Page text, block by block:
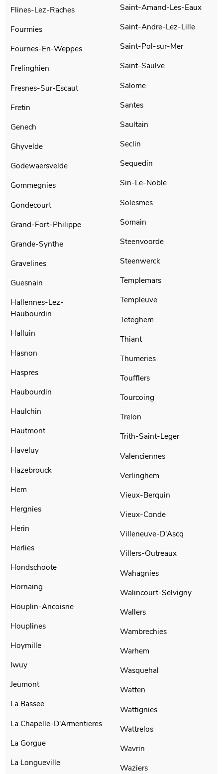
Flines-Lez-Raches
Fourmies
Fournes-En-Weppes
Frelinghien
Fresnes-Sur-Escaut
Fretin
Genech
Ghyvelde
Godewaersvelde
Gommegnies
Gondecourt
Grand-Fort-Philippe
Grande-Synthe
Gravelines
Guesnain
Hallennes-Lez-
Haubourdin
Halluin
Hasnon
Haspres
Haubourdin
Haulchin
Hautmont
Haveluy
Hazebrouck
Hem
Hergnies
Herin
Herlies
Hondschoote
Hornaing
Houplin-Ancoisne
Houplines
Hoymille
Iwuy
Jeumont
La Bassee
La Chapelle-D'Armentieres
La Gorgue
La Longueville
Saint-Amand-Les-Eaux
Saint-Andre-Lez-Lille
Saint-Pol-sur-Mer
Saint-Saulve
Salome
Santes
Saultain
Seclin
Sequedin
Sin-Le-Noble
Solesmes
Somain
Steenvoorde
Steenwerck
Templemars
Templeuve
Teteghem
Thiant
Thumeries
Toufflers
Tourcoing
Trelon
Trith-Saint-Leger
Valenciennes
Verlinghem
Vieux-Berquin
Vieux-Conde
Villeneuve-D'Ascq
Villers-Outreaux
Wahagnies
Walincourt-Selvigny
Wallers
Wambrechies
Warhem
Wasquehal
Watten
Wattignies
Wattrelos
Wavrin
Waziers